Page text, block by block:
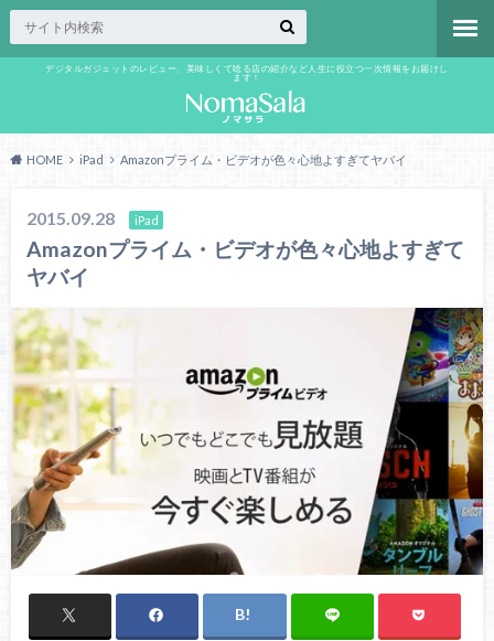
デジタルガジェットのレビュー、美味しくて唸る店の紹介など人生に役立つ一次情報をお届けし
ます！
HOME iPad Amazonプライム・ビデオが色々心地よすぎてヤバイ
2015.09.28 iPad
Amazonプライム・ビデオが色々心地よすぎて
ヤバイ